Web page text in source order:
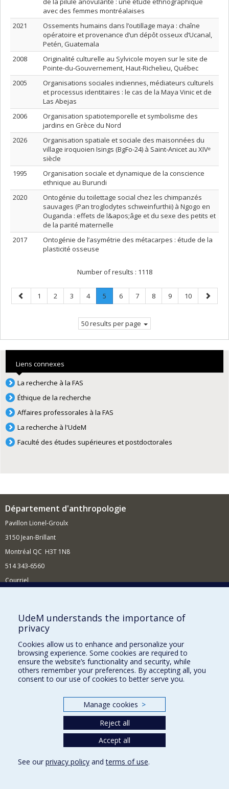
avec des femmes montréalaises
2021
Ossements humains dans l’outillage maya : chaîne
opératoire et provenance d’un dépôt osseux d’Ucanal,
Petén, Guatemala
2008
Originalité culturelle au Sylvicole moyen sur le site de
Pointe-du-Gouvernement, Haut-Richelieu, Québec
2005
Organisations sociales indiennes, médiateurs culturels
et processus identitaires : le cas de la Maya Vinic et de
Las Abejas
2006
Organisation spatiotemporelle et symbolisme des
jardins en Grèce du Nord
2026
Organisation spatiale et sociale des maisonnées du
village iroquoien Isings (BgFo-24) à Saint-Anicet au XIVᵉ
siècle
1995
Organisation sociale et dynamique de la conscience
ethnique au Burundi
2020
Ontogénie du toilettage social chez les chimpanzés
sauvages (Pan troglodytes schweinfurthii) à Ngogo en
Ouganda : effets de l&apos;âge et du sexe des petits et
de la parité maternelle
2017
Ontogénie de l’asymétrie des métacarpes : étude de la
plasticité osseuse
Number of results : 1118
Previous
page
Page
1 Page
2 Page
3 Page
4 Page
5
Current
Page
6 Page
7 Page
8 Page
9 Page
10
Next
page
50 results per page
Liens connexes
La recherche à la FAS
Éthique de la recherche
Affaires professorales à la FAS
La recherche à l'UdeM
Faculté des études supérieures et postdoctorales
Département d'anthropologie
Pavillon Lionel-Groulx
3150 Jean-Brillant
Montréal QC H3T 1N8
514 343-6560
Courriel
Comment soutenir le Département?
BESOIN D'AIDE?
Plan du site
Signaler une erreur
Accessibilité
Nos départements et écoles
UdeM understands the importance of
privacy
Cookies allow us to enhance and personalize your
browsing experience. Some cookies are required to
ensure the website’s functionality and security, while
others remember your preferences. By accepting all, you
consent to our use of cookies to better serve you.
Manage cookies >
Reject all
Accept all
See our privacy policy andterms of use.